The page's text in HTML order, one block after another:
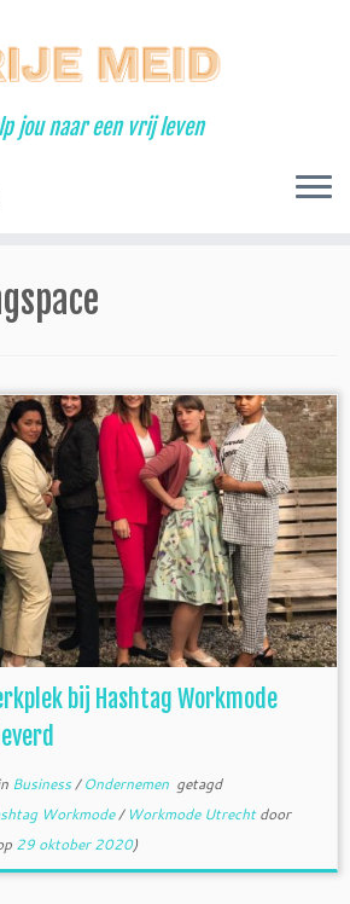
jou naar een vrij leven
bij Hashtag Workmode
Business/Ondernemen getagd
Workmode/ Workmode Utrechtdoor
29 oktober 2020)